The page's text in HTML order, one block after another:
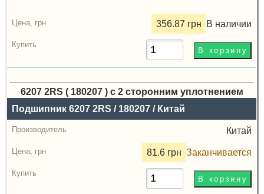
356.87 грн В наличии
6207 2RS ( 180207 ) с 2 сторонним уплотнением
Назва
Производитель
Радиальный
Подшипник 6207 2RS / 180207 / Китай
Китай
81.6 грн Заканчивается